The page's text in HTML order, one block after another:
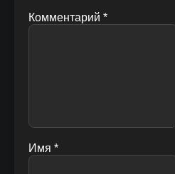
Комментарий *
Имя *